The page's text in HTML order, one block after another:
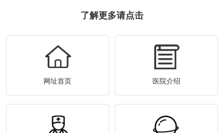
了解更多请点击
网址首页 医院介绍